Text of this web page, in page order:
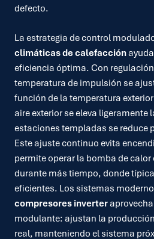
defecto.
La estrategia de control
climáticas de calefacción
eficiencia óptima. Con
temperatura de impulsión se
función de la temperatura
aire exterior se eleva ligeramente
estaciones templadas se reduce
Este ajuste continuo evita
permite operar la bomba de
durante más tiempo, donde
eficientes. Los sistemas
compresores inverter
modulante: ajustan la
real, manteniendo el sistema